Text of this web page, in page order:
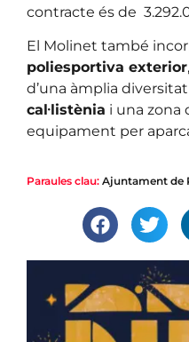
contracte és de
El Molinet també
poliesportiva exterior
d’una àmplia
cal·listènia i una zona
equipament per
Paraules clau: Ajuntament de